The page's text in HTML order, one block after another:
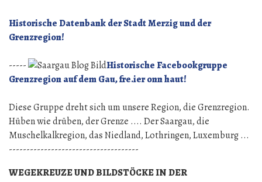
Gau
2026)
Historische Datenbank der Stadt Merzig und der
Grenzregion!
-----
Historische Facebookgruppe
Grenzregion auf dem Gau, fre.ier onn haut!
Diese Gruppe dreht sich um unsere Region, die Grenzregion.
Hüben wie drüben, der Grenze .... Der Saargau, die
Muschelkalkregion, das Niedland, Lothringen, Luxemburg ...
-------------------------------------
WEGEKREUZE UND BILDSTÖCKE IN DER